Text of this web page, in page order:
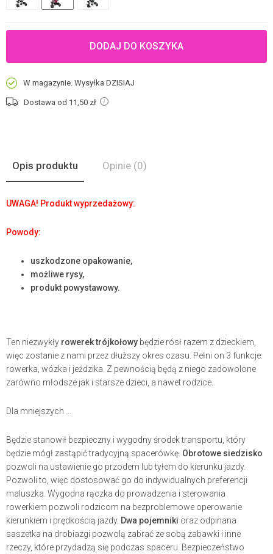
DODAJ DO KOSZYKA
W magazynie. Wysyłka DZISIAJ
Dostawa od 11,50 zł
Opis produktu Opinie (0)
UWAGA! Produkt wyprzedażowy:
Powody:
uszkodzone opakowanie,
możliwe rysy,
produkt powystawowy.
Ten niezwykły rowerek trójkołowy będzie rósł razem z dzieckiem,
więc zostanie z nami przez dłuższy okres czasu. Pełni on 3 funkcje:
rowerka, wózka i jeździka. Z pewnością będą z niego zadowolone
zarówno młodsze jak i starsze dzieci, a nawet rodzice.
Dla mniejszych ...
Będzie stanowił bezpieczny i wygodny środek transportu, który
będzie mógł zastąpić tradycyjną spacerówkę. Obrotowe siedzisko
pozwoli na ustawienie go przodem lub tyłem do kierunku jazdy.
Pozwoli to, więc dostosować go do indywidualnych preferencji
maluszka. Wygodna rączka do prowadzenia i sterowania
rowerkiem pozwoli rodzicom na bezproblemowe operowanie
kierunkiem i prędkością jazdy. Dwa pojemniki oraz odpinana
saszetka na drobiazgi pozwolą zabrać ze sobą zabawki i inne
rzeczy, które przydadzą się podczas spaceru. Bezpieczeństwo